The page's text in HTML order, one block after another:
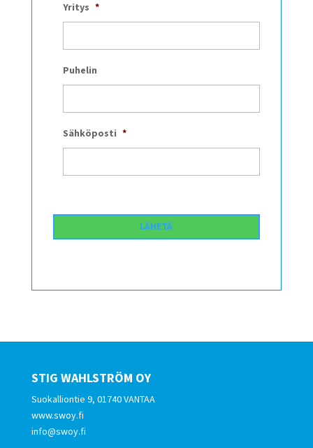
Yritys *
Puhelin
Sähköposti *
STIG WAHLSTRÖM OY
Suokalliontie 9, 01740 VANTAA
www.swoy.fi
info@swoy.fi